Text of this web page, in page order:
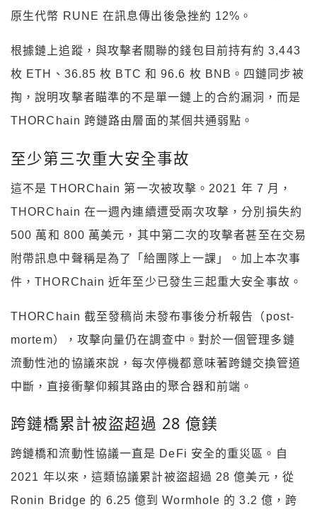
原生代幣 RUNE 在訊息傳出後急挫約 12%。
根據鏈上追蹤，與攻擊者關聯的錢包目前持有約 3,443
枚 ETH、36.85 枚 BTC 和 96.6 枚 BNB。四鏈同步被
掏，說明攻擊者瞄準的不是單一鏈上的合約漏洞，而是
THORChain 跨鏈路由層面的某個共通弱點。
至少第三次重大安全事故
這不是 THORChain 第一次被攻擊。2021 年 7 月，
THORChain 在一週內連續遭受兩次攻擊，分別損失約
500 萬和 800 萬美元，其中第二次的攻擊者甚至在交易
附帶訊息中聲稱是為了「給團隊上一課」。加上本次事
件，THORChain 近年至少已發生三起重大安全事故。
THORChain 截至發稿尚未發布事後分析報告（post-
mortem），攻擊向量仍在調查中。對於一個管理多鏈
流動性池的協議來說，每次停機都意味著跨鏈交換管道
中斷，直接衝擊仰賴其路由的聚合器和前端。
跨鏈橋累計被盜超過 28 億鎂
跨鏈橋和流動性協議一直是 DeFi 安全的重災區。自
2021 年以來，這類協議累計被盜超過 28 億美元，從
Ronin Bridge 的 6.25 億到 Wormhole 的 3.2 億，跨